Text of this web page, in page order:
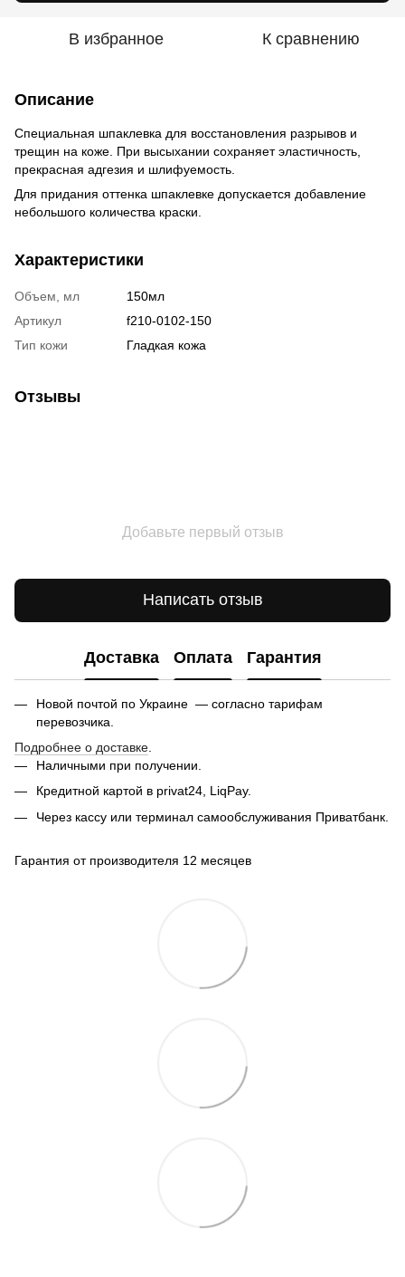
В избранное К сравнению
Описание
Специальная шпаклевка для восстановления разрывов и
трещин на коже. При высыхании сохраняет эластичность,
прекрасная адгезия и шлифуемость.
Для придания оттенка шпаклевке допускается добавление
небольшого количества краски.
Характеристики
Объем, мл
150мл
Артикул
f210-0102-150
Тип кожи
Гладкая кожа
Отзывы
Добавьте первый отзыв
Написать отзыв
Доставка Оплата Гарантия
Новой почтой по Украине — согласно тарифам
перевозчика.
Подробнее о доставке
Наличными при получении.
Кредитной картой в privat24, LiqPay.
Через кассу или терминал самообслуживания Приватбанк.
Гарантия от производителя 12 месяцев